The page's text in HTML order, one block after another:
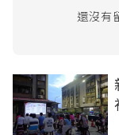
還沒有